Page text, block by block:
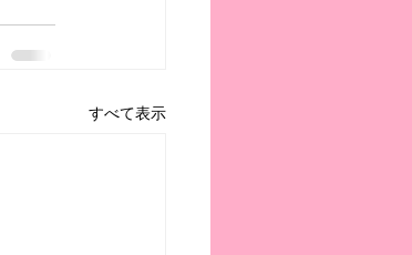
すべて表示